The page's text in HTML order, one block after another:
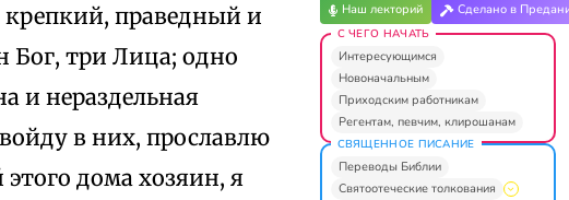
крепкий, праведный и
три Лица; одно
и нераздельная
в них, прославлю
дома хозяин, я
Наш лекторий Сделано в
С ЧЕГО НАЧАТЬ
Интересующимся
Новоначальным
Приходским работникам
Регентам, певчим, клирошанам
СВЯЩЕННОЕ ПИСАНИЕ
Переводы Библии
Святоотеческие толкования